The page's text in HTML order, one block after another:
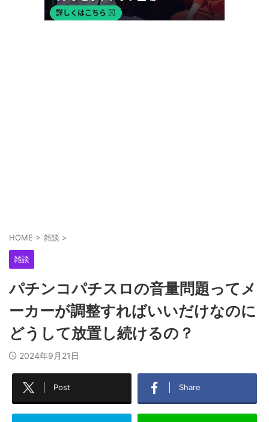
HOME > 雑談 >
雑談
パチンコパチスロの音量問題ってメ
ーカーが調整すればいいだけなのに
どうして放置し続けるの？
2024年9月21日
Post Share